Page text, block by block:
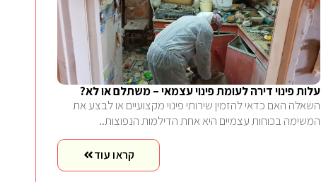
עלות פינוי דירה לעומת פינוי עצמאי – משתלם או לא?
השאלה האם כדאי להזמין שירותי פינוי מקצועיים או לבצע את
המשימה בכוחות עצמיים היא אחת הדילמות הנפוצות..
קראו עוד